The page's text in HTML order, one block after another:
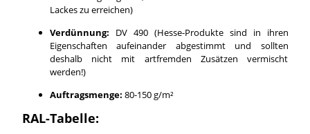
Lackes zu erreichen)
Verdünnung: DV 490 (Hesse-Produkte sind in ihren
Eigenschaften aufeinander abgestimmt und sollten
deshalb nicht mit artfremden Zusätzen vermischt
werden!)
Auftragsmenge: 80-150 g/m²
RAL-Tabelle: